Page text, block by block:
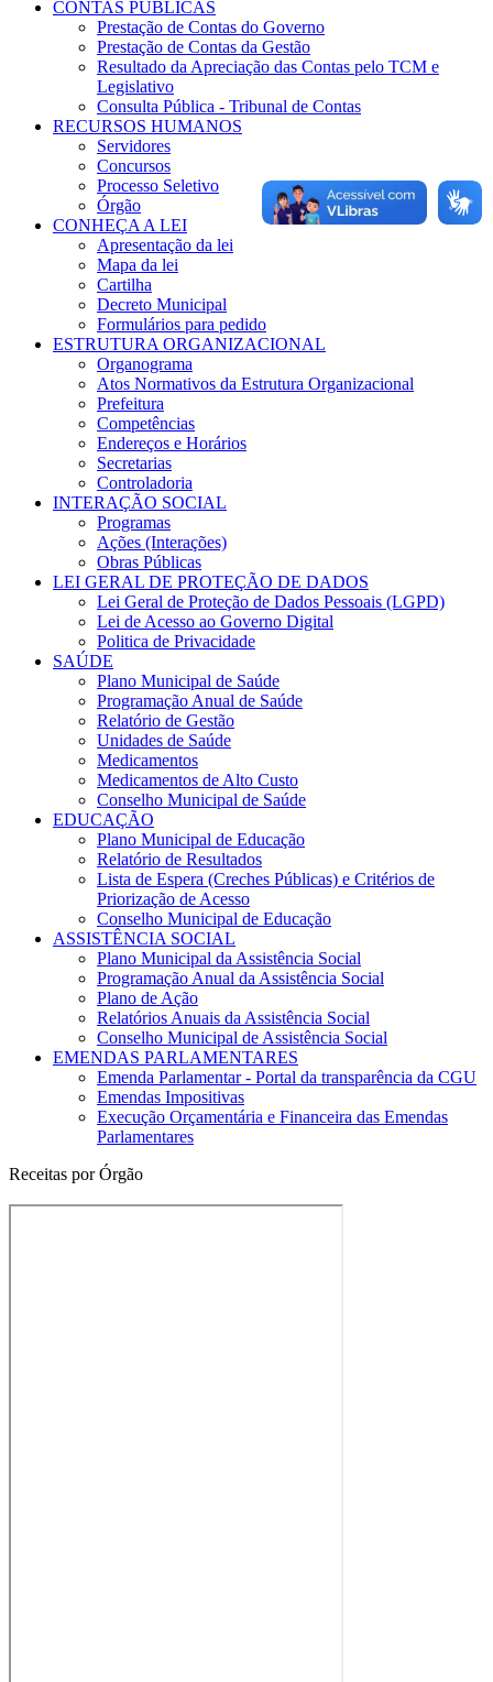
CONTAS PÚBLICAS
Prestação de Contas do Governo
Prestação de Contas da Gestão
Resultado da Apreciação das Contas pelo TCM e
Legislativo
Consulta Pública - Tribunal de Contas
RECURSOS HUMANOS
Servidores
Concursos
Processo Seletivo
Órgão
CONHEÇA A LEI
Apresentação da lei
Mapa da lei
Cartilha
Decreto Municipal
Formulários para pedido
ESTRUTURA ORGANIZACIONAL
Organograma
Atos Normativos da Estrutura Organizacional
Prefeitura
Competências
Endereços e Horários
Secretarias
Controladoria
INTERAÇÃO SOCIAL
Programas
Ações (Interações)
Obras Públicas
LEI GERAL DE PROTEÇÃO DE DADOS
Lei Geral de Proteção de Dados Pessoais (LGPD)
Lei de Acesso ao Governo Digital
Politica de Privacidade
SAÚDE
Plano Municipal de Saúde
Programação Anual de Saúde
Relatório de Gestão
Unidades de Saúde
Medicamentos
Medicamentos de Alto Custo
Conselho Municipal de Saúde
EDUCAÇÃO
Plano Municipal de Educação
Relatório de Resultados
Lista de Espera (Creches Públicas) e Critérios de
Priorização de Acesso
Conselho Municipal de Educação
ASSISTÊNCIA SOCIAL
Plano Municipal da Assistência Social
Programação Anual da Assistência Social
Plano de Ação
Relatórios Anuais da Assistência Social
Conselho Municipal de Assistência Social
EMENDAS PARLAMENTARES
Emenda Parlamentar - Portal da transparência da CGU
Emendas Impositivas
Execução Orçamentária e Financeira das Emendas
Parlamentares
Receitas por Órgão